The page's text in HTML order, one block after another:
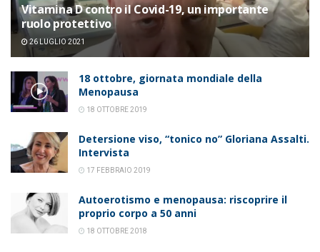
Vitamina D contro il Covid-19, un importante
ruolo protettivo
26 LUGLIO 2021
18 ottobre, giornata mondiale della
Menopausa
18 OTTOBRE 2019
Detersione viso, “tonico no” Gloriana Assalti.
Intervista
17 FEBBRAIO 2019
Autoerotismo e menopausa: riscoprire il
proprio corpo a 50 anni
18 OTTOBRE 2018